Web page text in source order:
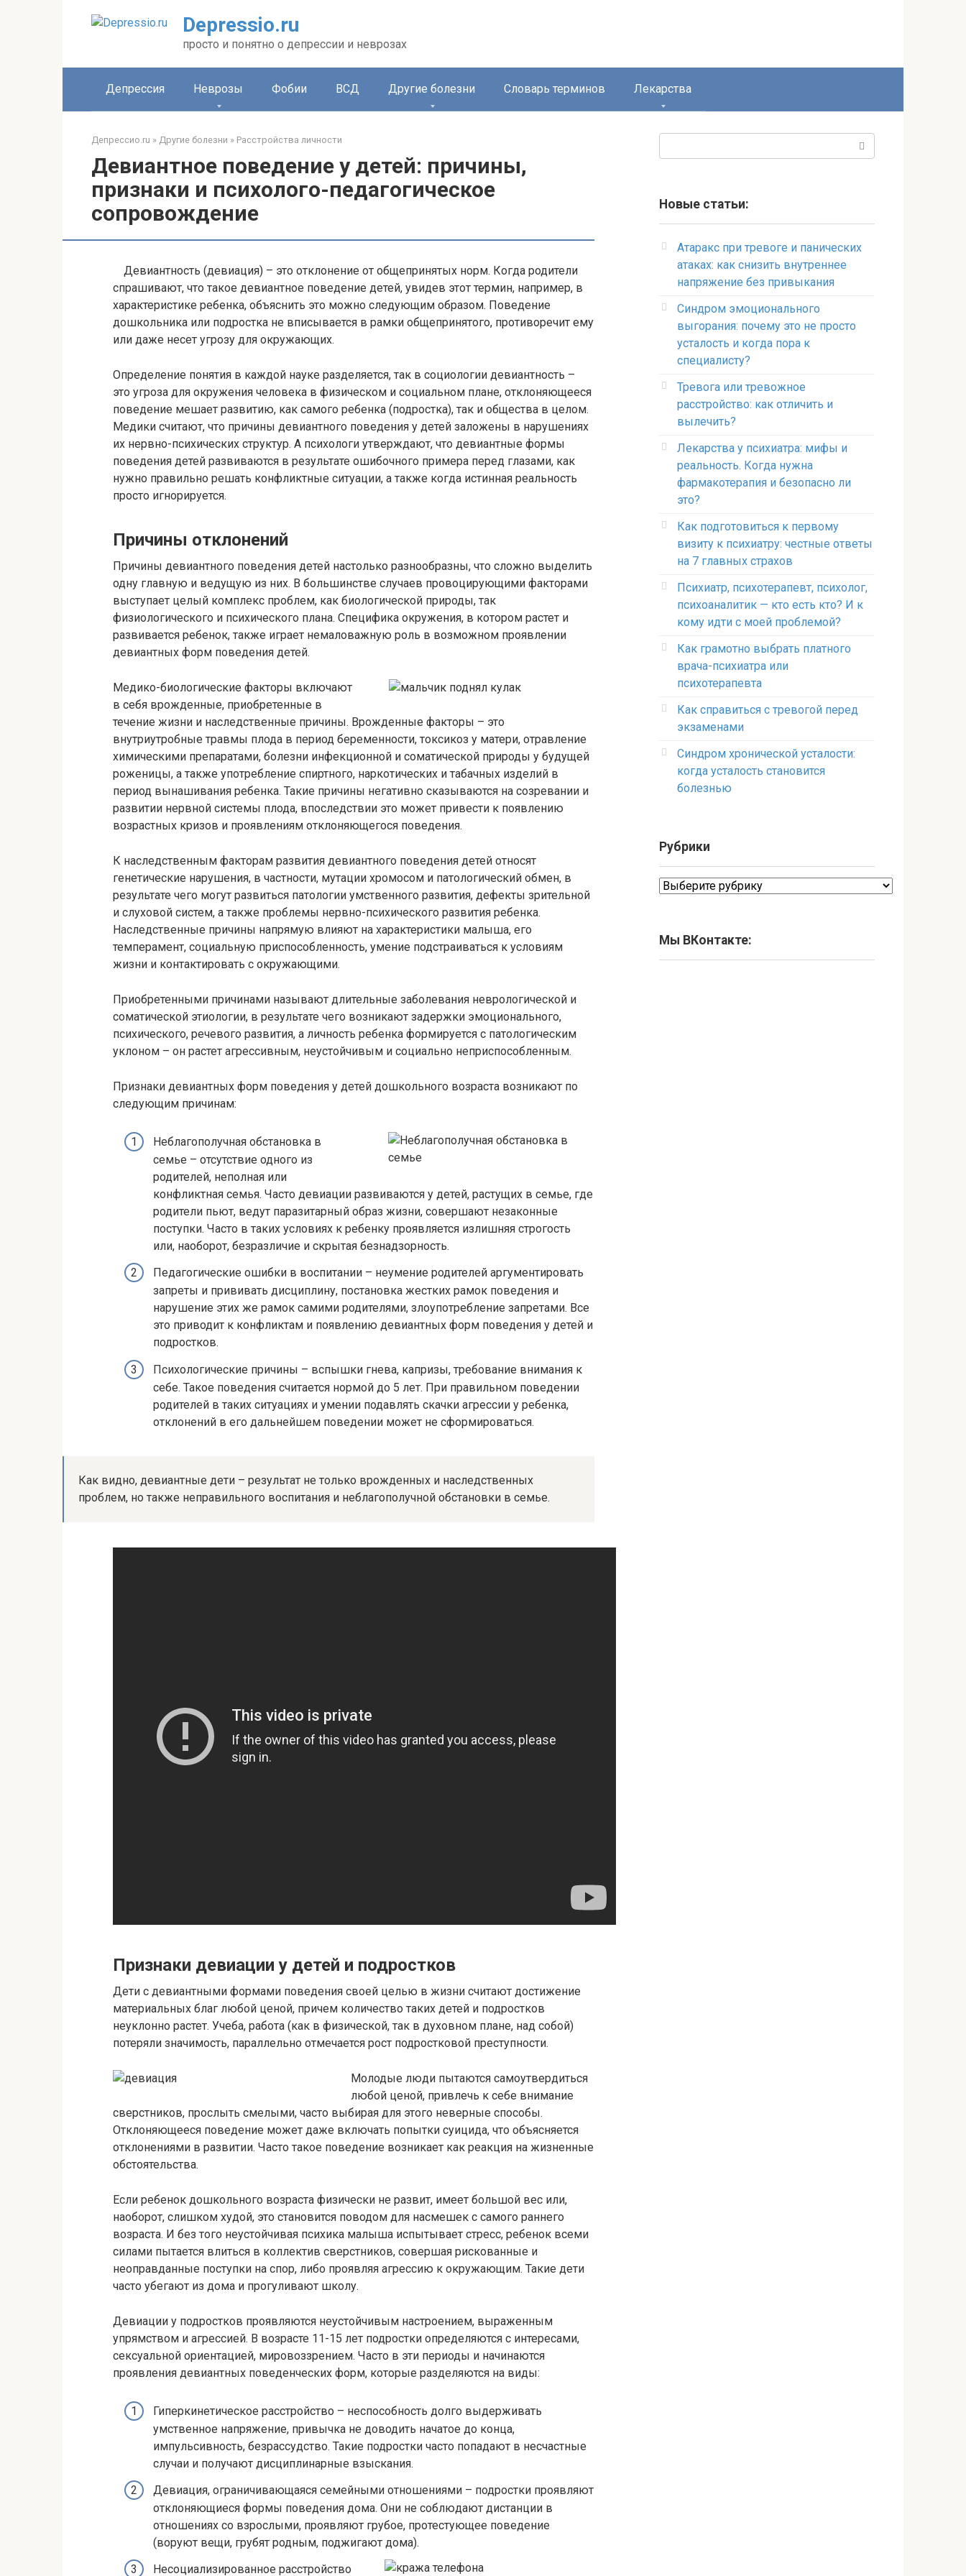
Depressio.ru
просто и понятно о депрессии и неврозах
Депрессия Неврозы Фобии ВСД Другие болезни Словарь терминов Лекарства
Депрессио.ru » Другие болезни » Расстройства личности
Девиантное поведение у детей: причины,
признаки и психолого-педагогическое
сопровождение
Девиантность (девиация) – это отклонение от общепринятых норм. Когда родители
спрашивают, что такое девиантное поведение детей, увидев этот термин, например, в
характеристике ребенка, объяснить это можно следующим образом. Поведение
дошкольника или подростка не вписывается в рамки общепринятого, противоречит ему
или даже несет угрозу для окружающих.
Определение понятия в каждой науке разделяется, так в социологии девиантность –
это угроза для окружения человека в физическом и социальном плане, отклоняющееся
поведение мешает развитию, как самого ребенка (подростка), так и общества в целом.
Медики считают, что причины девиантного поведения у детей заложены в нарушениях
их нервно-психических структур. А психологи утверждают, что девиантные формы
поведения детей развиваются в результате ошибочного примера перед глазами, как
нужно правильно решать конфликтные ситуации, а также когда истинная реальность
просто игнорируется.
Причины отклонений
Причины девиантного поведения детей настолько разнообразны, что сложно выделить
одну главную и ведущую из них. В большинстве случаев провоцирующими факторами
выступает целый комплекс проблем, как биологической природы, так
физиологического и психического плана. Специфика окружения, в котором растет и
развивается ребенок, также играет немаловажную роль в возможном проявлении
девиантных форм поведения детей.
Медико-биологические факторы включают
в себя врожденные, приобретенные в
течение жизни и наследственные причины. Врожденные факторы – это
внутриутробные травмы плода в период беременности, токсикоз у матери, отравление
химическими препаратами, болезни инфекционной и соматической природы у будущей
роженицы, а также употребление спиртного, наркотических и табачных изделий в
период вынашивания ребенка. Такие причины негативно сказываются на созревании и
развитии нервной системы плода, впоследствии это может привести к появлению
возрастных кризов и проявлениям отклоняющегося поведения.
К наследственным факторам развития девиантного поведения детей относят
генетические нарушения, в частности, мутации хромосом и патологический обмен, в
результате чего могут развиться патологии умственного развития, дефекты зрительной
и слуховой систем, а также проблемы нервно-психического развития ребенка.
Наследственные причины напрямую влияют на характеристики малыша, его
темперамент, социальную приспособленность, умение подстраиваться к условиям
жизни и контактировать с окружающими.
Приобретенными причинами называют длительные заболевания неврологической и
соматической этиологии, в результате чего возникают задержки эмоционального,
психического, речевого развития, а личность ребенка формируется с патологическим
уклоном – он растет агрессивным, неустойчивым и социально неприспособленным.
Признаки девиантных форм поведения у детей дошкольного возраста возникают по
следующим причинам:
Неблагополучная обстановка в
семье – отсутствие одного из
родителей, неполная или
конфликтная семья. Часто девиации развиваются у детей, растущих в семье, где
родители пьют, ведут паразитарный образ жизни, совершают незаконные
поступки. Часто в таких условиях к ребенку проявляется излишняя строгость
или, наоборот, безразличие и скрытая безнадзорность.
Педагогические ошибки в воспитании – неумение родителей аргументировать
запреты и прививать дисциплину, постановка жестких рамок поведения и
нарушение этих же рамок самими родителями, злоупотребление запретами. Все
это приводит к конфликтам и появлению девиантных форм поведения у детей и
подростков.
Психологические причины – вспышки гнева, капризы, требование внимания к
себе. Такое поведения считается нормой до 5 лет. При правильном поведении
родителей в таких ситуациях и умении подавлять скачки агрессии у ребенка,
отклонений в его дальнейшем поведении может не сформироваться.
Как видно, девиантные дети – результат не только врожденных и наследственных
проблем, но также неправильного воспитания и неблагополучной обстановки в семье.
Признаки девиации у детей и подростков
Дети с девиантными формами поведения своей целью в жизни считают достижение
материальных благ любой ценой, причем количество таких детей и подростков
неуклонно растет. Учеба, работа (как в физической, так в духовном плане, над собой)
потеряли значимость, параллельно отмечается рост подростковой преступности.
Молодые люди пытаются самоутвердиться
любой ценой, привлечь к себе внимание
сверстников, прослыть смелыми, часто выбирая для этого неверные способы.
Отклоняющееся поведение может даже включать попытки суицида, что объясняется
отклонениями в развитии. Часто такое поведение возникает как реакция на жизненные
обстоятельства.
Если ребенок дошкольного возраста физически не развит, имеет большой вес или,
наоборот, слишком худой, это становится поводом для насмешек с самого раннего
возраста. И без того неустойчивая психика малыша испытывает стресс, ребенок всеми
силами пытается влиться в коллектив сверстников, совершая рискованные и
неоправданные поступки на спор, либо проявляя агрессию к окружающим. Такие дети
часто убегают из дома и прогуливают школу.
Девиации у подростков проявляются неустойчивым настроением, выраженным
упрямством и агрессией. В возрасте 11-15 лет подростки определяются с интересами,
сексуальной ориентацией, мировоззрением. Часто в эти периоды и начинаются
проявления девиантных поведенческих форм, которые разделяются на виды:
Гиперкинетическое расстройство – неспособность долго выдерживать
умственное напряжение, привычка не доводить начатое до конца,
импульсивность, безрассудство. Такие подростки часто попадают в несчастные
случаи и получают дисциплинарные взыскания.
Девиация, ограничивающаяся семейными отношениями – подростки проявляют
отклоняющиеся формы поведения дома. Они не соблюдают дистанции в
отношениях со взрослыми, проявляют грубое, протестующее поведение
(воруют вещи, грубят родным, поджигают дома).
Несоциализированное расстройство
Новые статьи:
Атаракс при тревоге и панических
атаках: как снизить внутреннее
напряжение без привыкания
Синдром эмоционального
выгорания: почему это не просто
усталость и когда пора к
специалисту?
Тревога или тревожное
расстройство: как отличить и
вылечить?
Лекарства у психиатра: мифы и
реальность. Когда нужна
фармакотерапия и безопасно ли
это?
Как подготовиться к первому
визиту к психиатру: честные ответы
на 7 главных страхов
Психиатр, психотерапевт, психолог,
психоаналитик — кто есть кто? И к
кому идти с моей проблемой?
Как грамотно выбрать платного
врача-психиатра или
психотерапевта
Как справиться с тревогой перед
экзаменами
Синдром хронической усталости:
когда усталость становится
болезнью
Рубрики
Рубрики
Мы ВКонтакте: